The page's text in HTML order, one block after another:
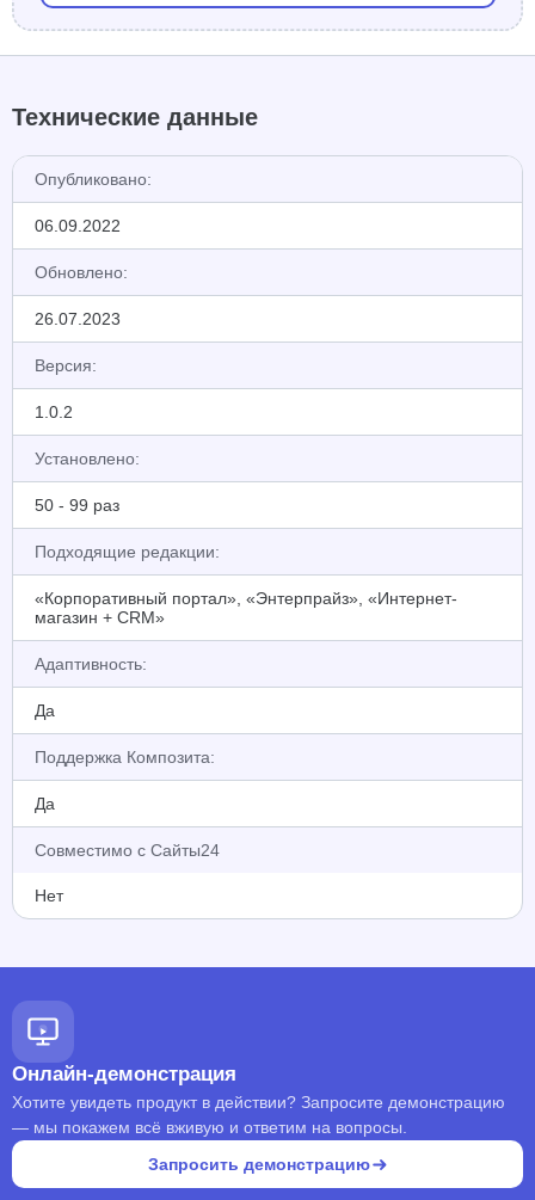
Технические данные
Опубликовано:
06.09.2022
Обновлено:
26.07.2023
Версия:
1.0.2
Установлено:
50 - 99 раз
Подходящие редакции:
«Корпоративный портал», «Энтерпрайз», «Интернет-
магазин + CRM»
Адаптивность:
Да
Поддержка Композита:
Да
Совместимо с Сайты24
Нет
Онлайн-демонстрация
Хотите увидеть продукт в действии? Запросите демонстрацию
— мы покажем всё вживую и ответим на вопросы.
Запросить демонстрацию